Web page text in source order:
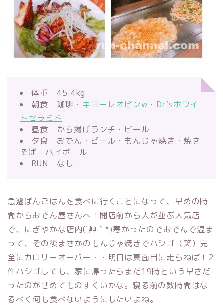
体重 45.4kg
朝食 珈琲・ キヨーレオピンw ・ Dr’sホワイ
トセラミド
昼食 から揚げランチ・ビール
夕食 おでん・ビール・もんじゃ焼き・焼き
そば・ハイボール
RUN なし
急遽ばんごはんを食べに行くことになって、早めの時
間からおでん屋さんへ！開店前から人が並ぶ人気店
で、にぎやかな店内(´艸｀*)寒かったのでおでんで温ま
って、その後まさかのもんじゃ焼きでハシゴ（笑）完
全にカロリーオーバー・・明日は真面目に走らねば！2
件ハシゴしても、家に帰ったらまだ19時という早さだ
ったのがせめてものすくいかな。寝る前の数時間はな
るべく何も食べないようにしたいよね。